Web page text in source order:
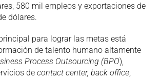
580 mil empleos y exportaciones de
dólares.
para lograr las metas está
de talento humano altamente
Process Outsourcing (BPO),
de contact center, back office,